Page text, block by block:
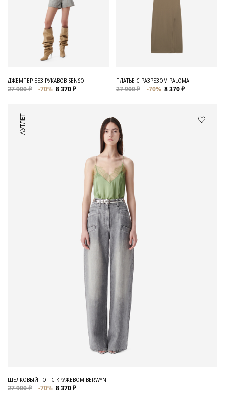
ДЖЕМПЕР БЕЗ РУКАВОВ SENSO
27 900 ₽ -70% 8 370 ₽
ПЛАТЬЕ С РАЗРЕЗОМ PALOMA
27 900 ₽ -70% 8 370 ₽
АУТЛЕТ
ШЕЛКОВЫЙ ТОП С КРУЖЕВОМ BERWYN
27 900 ₽ -70% 8 370 ₽